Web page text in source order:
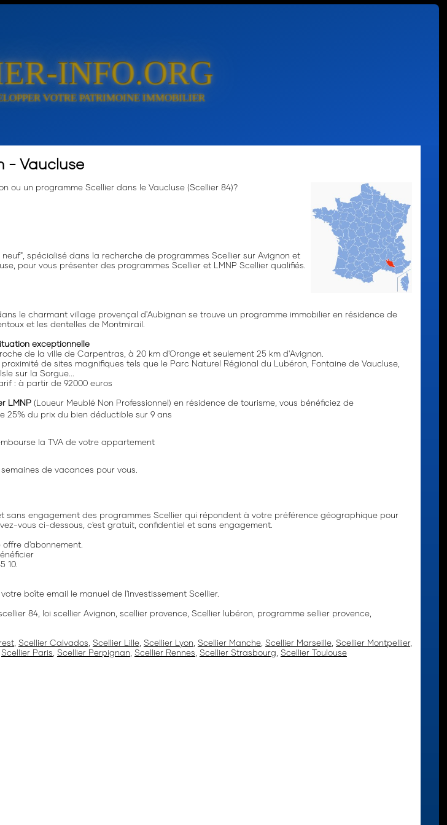
INFO.ORG
- Vaucluse
ou un programme Scellier dans le Vaucluse (Scellier 84)?
spécialisé dans la recherche de programmes Scellier sur Avignon et
pour vous présenter des programmes Scellier et LMNP Scellier qualifiés.
le charmant village provençal d'Aubignan se trouve un programme immobilier en résidence de
et les dentelles de Montmirail.
exceptionnelle
de la ville de Carpentras, à 20 km d'Orange et seulement 25 km d'Avignon.
proximité de sites magnifiques tels que le Parc Naturel Régional du Lubéron, Fontaine de Vaucluse,
sur la Sorgue...
: à partir de 92000 euros
LMNP(Loueur Meublé Non Professionnel) en résidence de tourisme, vous bénéficiez de
25% du prix du bien déductible sur 9 ans
la TVA de votre appartement
de vacances pour vous.
sans engagement des programmes Scellier qui répondent à votre préférence géographique pour
vous ci-dessous, c'est gratuit, confidentiel et sans engagement.
d'abonnement.
10.
boîte email le manuel de l'investissement Scellier.
84, loi scellier Avignon, scellier provence, Scellier lubéron, programme sellier provence,
, Scellier Calvados Scellier Lille, Scellier Lyon Scellier Manche, Scellier Marseille, Scellier Montpellier,
Scellier Paris Scellier Perpignan Scellier Rennes Scellier Strasbourg Scellier Toulouse